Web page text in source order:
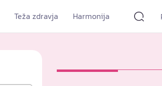
Teža zdravja Harmonija